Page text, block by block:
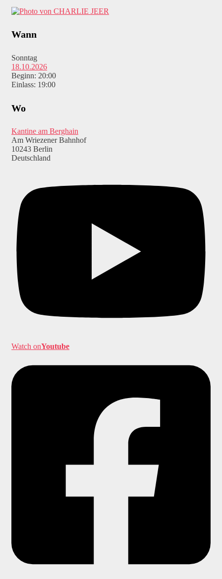
Wann
Sonntag
18.10.2026
Beginn: 20:00
Einlass: 19:00
Wo
Kantine am Berghain
Am Wriezener Bahnhof
10243 Berlin
Deutschland
Watch onYoutube